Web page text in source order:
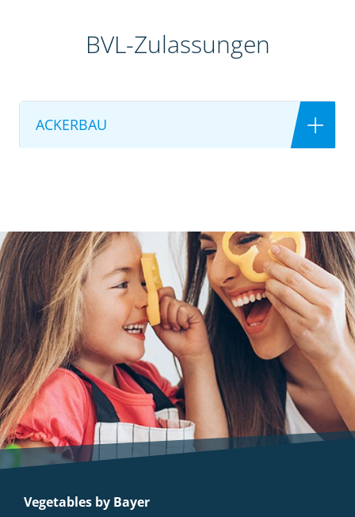
BVL-Zulassungen
ACKERBAU
Vegetables by Bayer